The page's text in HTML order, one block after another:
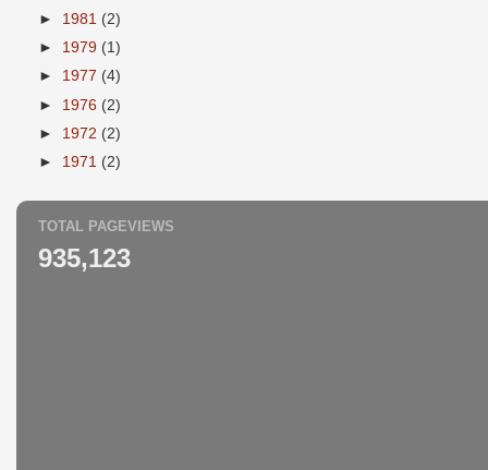
► 1981 (2)
► 1979 (1)
► 1977 (4)
► 1976 (2)
► 1972 (2)
► 1971 (2)
TOTAL PAGEVIEWS
935,123